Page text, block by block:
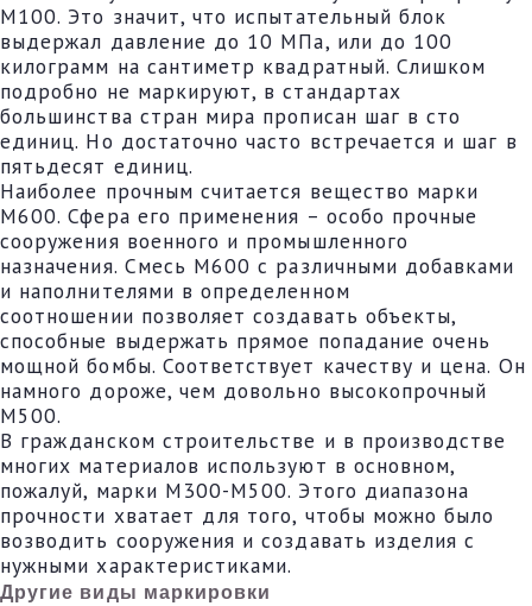
М100. Это значит, что испытательный блок
выдержал давление до 10 МПа, или до 100
килограмм на сантиметр квадратный. Слишком
подробно не маркируют, в стандартах
большинства стран мира прописан шаг в сто
единиц. Но достаточно часто встречается и шаг в
пятьдесят единиц.
Наиболее прочным считается вещество марки
М600. Сфера его применения – особо прочные
сооружения военного и промышленного
назначения. Смесь М600 с различными добавками
и наполнителями в определенном
соотношении позволяет создавать объекты,
способные выдержать прямое попадание очень
мощной бомбы. Соответствует качеству и цена. Он
намного дороже, чем довольно высокопрочный
М500.
В гражданском строительстве и в производстве
многих материалов используют в основном,
пожалуй, марки М300-М500. Этого диапазона
прочности хватает для того, чтобы можно было
возводить сооружения и создавать изделия с
нужными характеристиками.
Другие виды маркировки